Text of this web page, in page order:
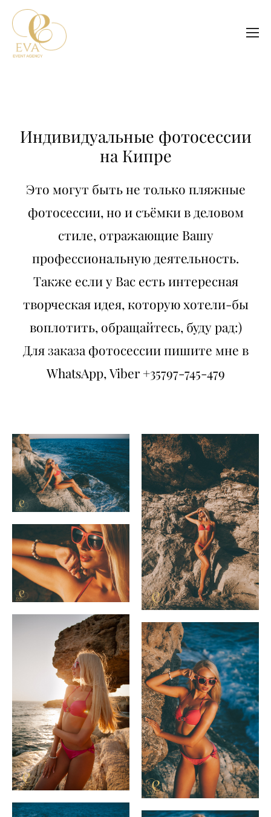
Индивидуальные фотосессии
на Кипре
Это могут быть не только пляжные
фотосессии, но и съёмки в деловом
стиле, отражающие Вашу
профессиональную деятельность.
Также если у Вас есть интересная
творческая идея, которую хотели-бы
воплотить, обращайтесь, буду рад:)
Для заказа фотосессии пишите мне в
WhatsApp, Viber +35797-745-479